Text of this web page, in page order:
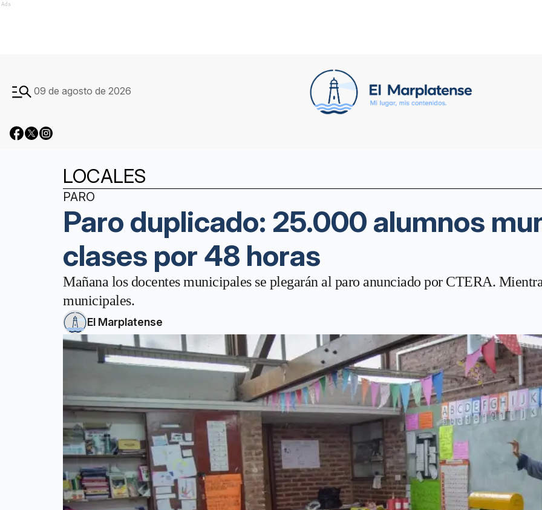
Ads
09 de agosto de 2026
LOCALES
PARO
Paro duplicado: 25.000 alumnos
clases por 48 horas
Mañana los docentes municipales se plegarán al paro anunciado por CTERA.
municipales.
El Marplatense